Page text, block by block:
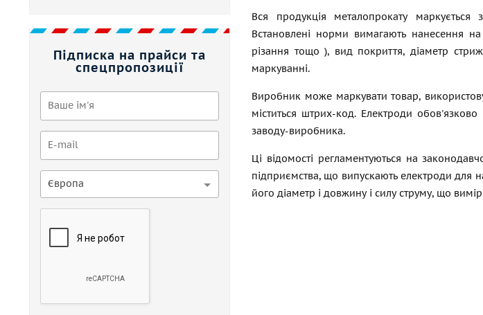
Підписка на прайси та
спецпропозиції
Європа
Вся продукція металопрокату маркується
Встановлені норми вимагають нанесення
різання тощо ), вид покриття, діаметр
маркуванні.
Виробник може маркувати товар,
міститься штрих-код. Електроди
заводу-виробника.
Ці відомості регламентуються на
підприємства, що випускають електроди для
його діаметр і довжину і силу струму, що